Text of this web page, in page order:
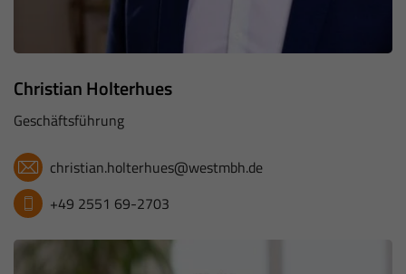
Christian Holterhues
Geschäftsführung
christian.holterhues@westmbh.de
+49 2551 69-2703